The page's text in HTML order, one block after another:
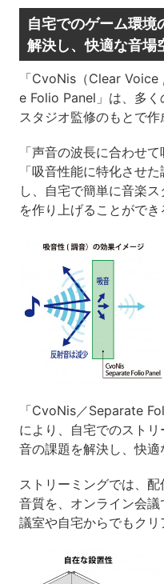
自宅でのゲーム環境
解決し、快適な音場
「CvoNis（Clear
e Folio Panel」は、多
スタジオ監修のもとで作
「声音の波長に合わせ
「吸音性能に特化させ
し、自宅で簡単に音楽
を作り上げることができ
「CvoNis／Separate
により、自宅でのスト
音の課題を解決し、快適
ストリーミングでは、
音質を、オンライン会
議室や自宅からでもクリ